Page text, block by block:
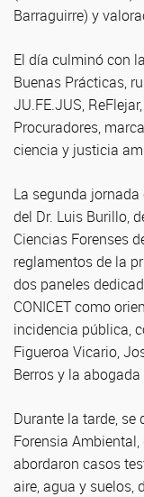
Barraguirre) y
El día culminó con
Buenas Prácticas,
JU.FE.JUS,
Procuradores,
ciencia y justicia
La segunda
del Dr. Luis Burillo,
Ciencias Forenses
reglamentos de la
dos paneles
CONICET como
incidencia pública,
Figueroa Vicario,
Berros y la
Durante la tarde,
Forensia
abordaron casos
aire, agua y suelos,